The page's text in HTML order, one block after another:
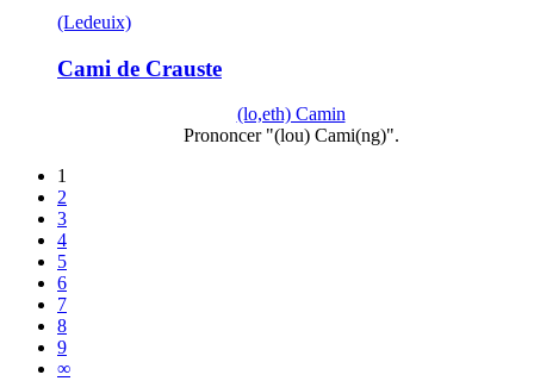
(Ledeuix)
Cami de Crauste
(lo,eth) Camin
Prononcer "(lou) Cami(ng)".
1
2
3
4
5
6
7
8
9
∞